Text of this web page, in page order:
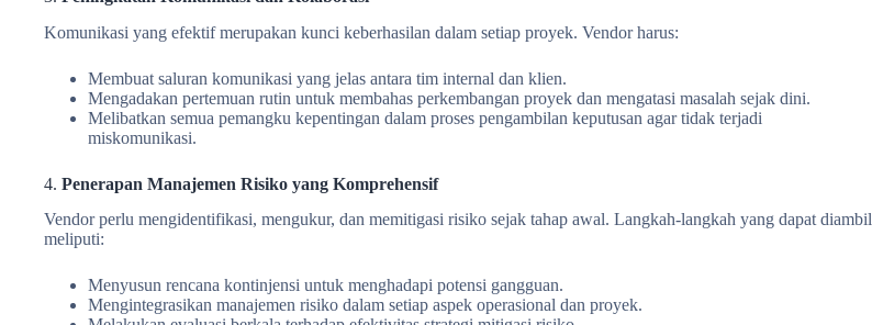
Komunikasi yang efektif merupakan kunci keberhasilan dalam setiap proyek. Vendor harus:
Membuat saluran komunikasi yang jelas antara tim internal dan klien.
Mengadakan pertemuan rutin untuk membahas perkembangan proyek dan mengatasi masalah sejak dini.
Melibatkan semua pemangku kepentingan dalam proses pengambilan keputusan agar tidak terjadi
miskomunikasi.
4. Penerapan Manajemen Risiko yang Komprehensif
Vendor perlu mengidentifikasi, mengukur, dan memitigasi risiko sejak tahap awal. Langkah-langkah yang dapat diambil
meliputi:
Menyusun rencana kontinjensi untuk menghadapi potensi gangguan.
Mengintegrasikan manajemen risiko dalam setiap aspek operasional dan proyek.